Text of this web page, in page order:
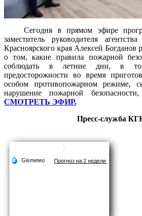
Сегодня в прямом эфире
заместитель руководителя
Красноярского края Алексей Богданов
о том, какие правила пожарной
соблюдать в летние дни, в
предосторожности во время
особом противопожарном режиме,
нарушение пожарной
СМОТРЕТЬ ЭФИР.
Пресс-служба